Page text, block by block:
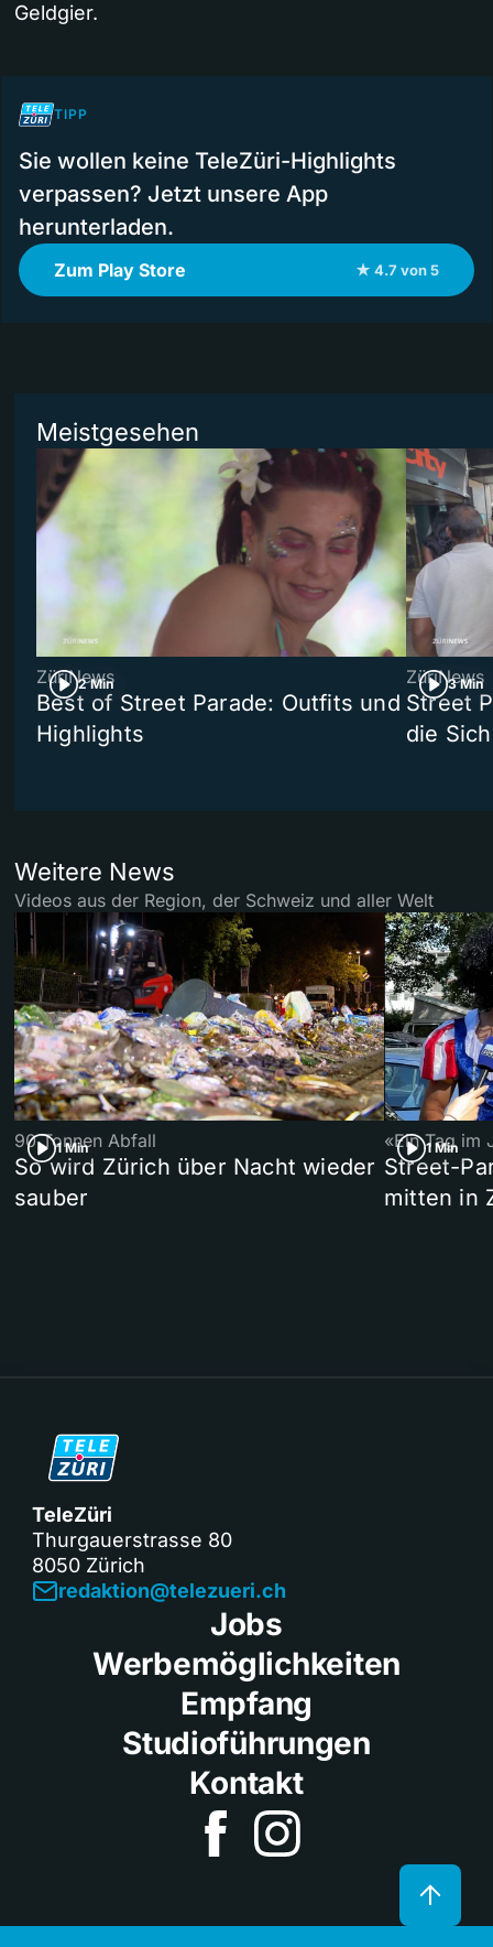
Geldgier.
TIPP
Sie wollen keine TeleZüri-Highlights
verpassen? Jetzt unsere App
herunterladen.
Zum Play Store ★ 4.7 von 5
Meistgesehen
2 Min
ZüriNews
Best of Street Parade: Outfits und
Highlights
3 Min
ZüriNews
Street
die
Weitere News
Videos aus der Region, der Schweiz und aller Welt
1 Min
90 Tonnen Abfall
So wird Zürich über Nacht wieder
sauber
1 Min
«Ein Tag im
Street-
mitten in
TeleZüri
Thurgauerstrasse 80
8050 Zürich
redaktion@telezueri.ch
Jobs
Werbemöglichkeiten
Empfang
Studioführungen
Kontakt